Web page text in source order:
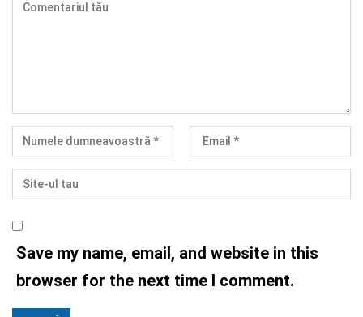
Save my name, email, and website in this
browser for the next time I comment.